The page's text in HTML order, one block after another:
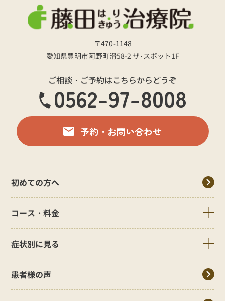
〒470-1148
愛知県豊明市阿野町滑58-2 ザ･スポット1F
ご相談・ご予約はこちらからどうぞ
0562-97-8008
予約・お問い合わせ
初めての方へ
コース・料金
症状別に見る
患者様の声